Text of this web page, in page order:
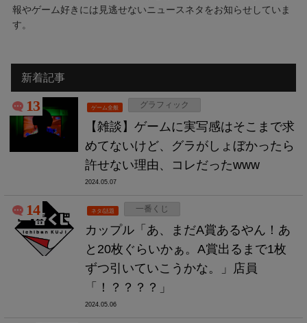
報やゲーム好きには見逃せないニュースネタをお知らせしていま
す。
新着記事
ゲーム全般 グラフィック
【雑談】ゲームに実写感はそこまで求
めてないけど、グラがしょぼかったら
許せない理由、コレだったwww
2024.05.07
13
ネタ/話題 一番くじ
カップル「あ、まだA賞あるやん！あ
と20枚ぐらいかぁ。A賞出るまで1枚
ずつ引いていこうかな。」店員
「！？？？？」
2024.05.06
14